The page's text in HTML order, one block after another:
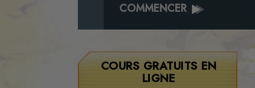
COMMENCER
COURS GRATUITS EN
LIGNE